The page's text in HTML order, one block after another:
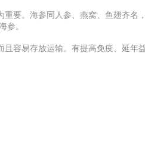
要。海参同人参、燕窝、鱼翅齐
参。
容易存放运输。有提高免疫、延年